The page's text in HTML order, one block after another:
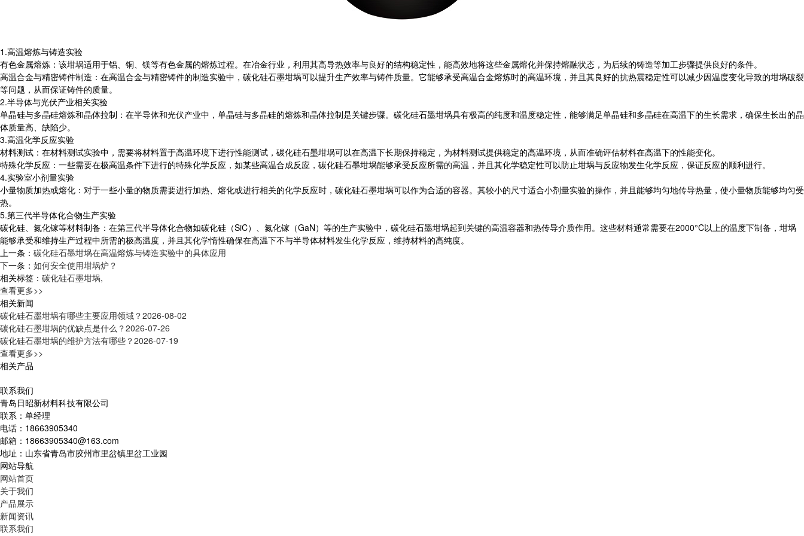
1.高温熔炼与铸造实验
有色金属熔炼：该坩埚适用于铝、铜、镁等有色金属的熔炼过程。在冶金行业，利用其高导热效率与良好的结构稳定性，能高效地将这些金属熔化并保持熔融状态，为后续的铸造等加工步骤提供良好的条件。
高温合金与精密铸件制造：在高温合金与精密铸件的制造实验中，碳化硅石墨坩埚可以提升生产效率与铸件质量。它能够承受高温合金熔炼时的高温环境，并且其良好的抗热震稳定性可以减少因温度变化导致的坩埚破裂
等问题，从而保证铸件的质量。
2.半导体与光伏产业相关实验
单晶硅与多晶硅熔炼和晶体拉制：在半导体和光伏产业中，单晶硅与多晶硅的熔炼和晶体拉制是关键步骤。碳化硅石墨坩埚具有极高的纯度和温度稳定性，能够满足单晶硅和多晶硅在高温下的生长需求，确保生长出的晶
体质量高、缺陷少。
3.高温化学反应实验
材料测试：在材料测试实验中，需要将材料置于高温环境下进行性能测试，碳化硅石墨坩埚可以在高温下长期保持稳定，为材料测试提供稳定的高温环境，从而准确评估材料在高温下的性能变化。
特殊化学反应：一些需要在极高温条件下进行的特殊化学反应，如某些高温合成反应，碳化硅石墨坩埚能够承受反应所需的高温，并且其化学稳定性可以防止坩埚与反应物发生化学反应，保证反应的顺利进行。
4.实验室小剂量实验
小量物质加热或熔化：对于一些小量的物质需要进行加热、熔化或进行相关的化学反应时，碳化硅石墨坩埚可以作为合适的容器。其较小的尺寸适合小剂量实验的操作，并且能够均匀地传导热量，使小量物质能够均匀受
热。
5.第三代半导体化合物生产实验
碳化硅、氮化镓等材料制备：在第三代半导体化合物如碳化硅（SiC）、氮化镓（GaN）等的生产实验中，碳化硅石墨坩埚起到关键的高温容器和热传导介质作用。这些材料通常需要在2000°C以上的温度下制备，坩埚
能够承受和维持生产过程中所需的极高温度，并且其化学惰性确保在高温下不与半导体材料发生化学反应，维持材料的高纯度。
上一条： 碳化硅石墨坩埚在高温熔炼与铸造实验中的具体应用
下一条： 如何安全使用坩埚炉？
相关标签： 碳化硅石墨坩埚,
查看更多>>
相关新闻
碳化硅石墨坩埚有哪些主要应用领域？2026-08-02
碳化硅石墨坩埚的优缺点是什么？2026-07-26
碳化硅石墨坩埚的维护方法有哪些？2026-07-19
查看更多>>
相关产品
联系我们
青岛日昭新材料科技有限公司
联系：单经理
电话：18663905340
邮箱：18663905340@163.com
地址：山东省青岛市胶州市里岔镇里岔工业园
网站导航
网站首页
关于我们
产品展示
新闻资讯
联系我们